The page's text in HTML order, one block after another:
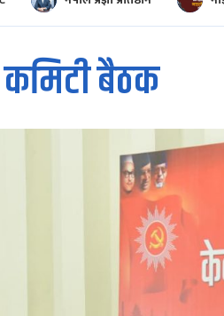
कमिटी बैठक